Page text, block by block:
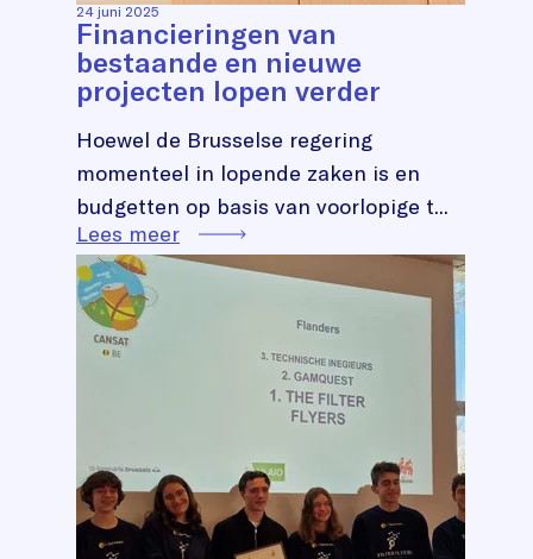
24 juni 2025
Financieringen van
bestaande en nieuwe
projecten lopen verder
Hoewel de Brusselse regering
momenteel in lopende zaken is en
budgetten op basis van voorlopige t...
Lees meer